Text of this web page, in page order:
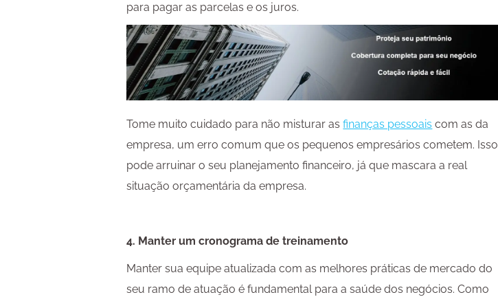
para pagar as parcelas e os juros.
Tome muito cuidado para não misturar asfinanças pessoais com as da
empresa, um erro comum que os pequenos empresários cometem. Isso
pode arruinar o seu planejamento financeiro, já que mascara a real
situação orçamentária da empresa.
4. Manter um cronograma de treinamento
Manter sua equipe atualizada com as melhores práticas de mercado do
seu ramo de atuação é fundamental para a saúde dos negócios. Como